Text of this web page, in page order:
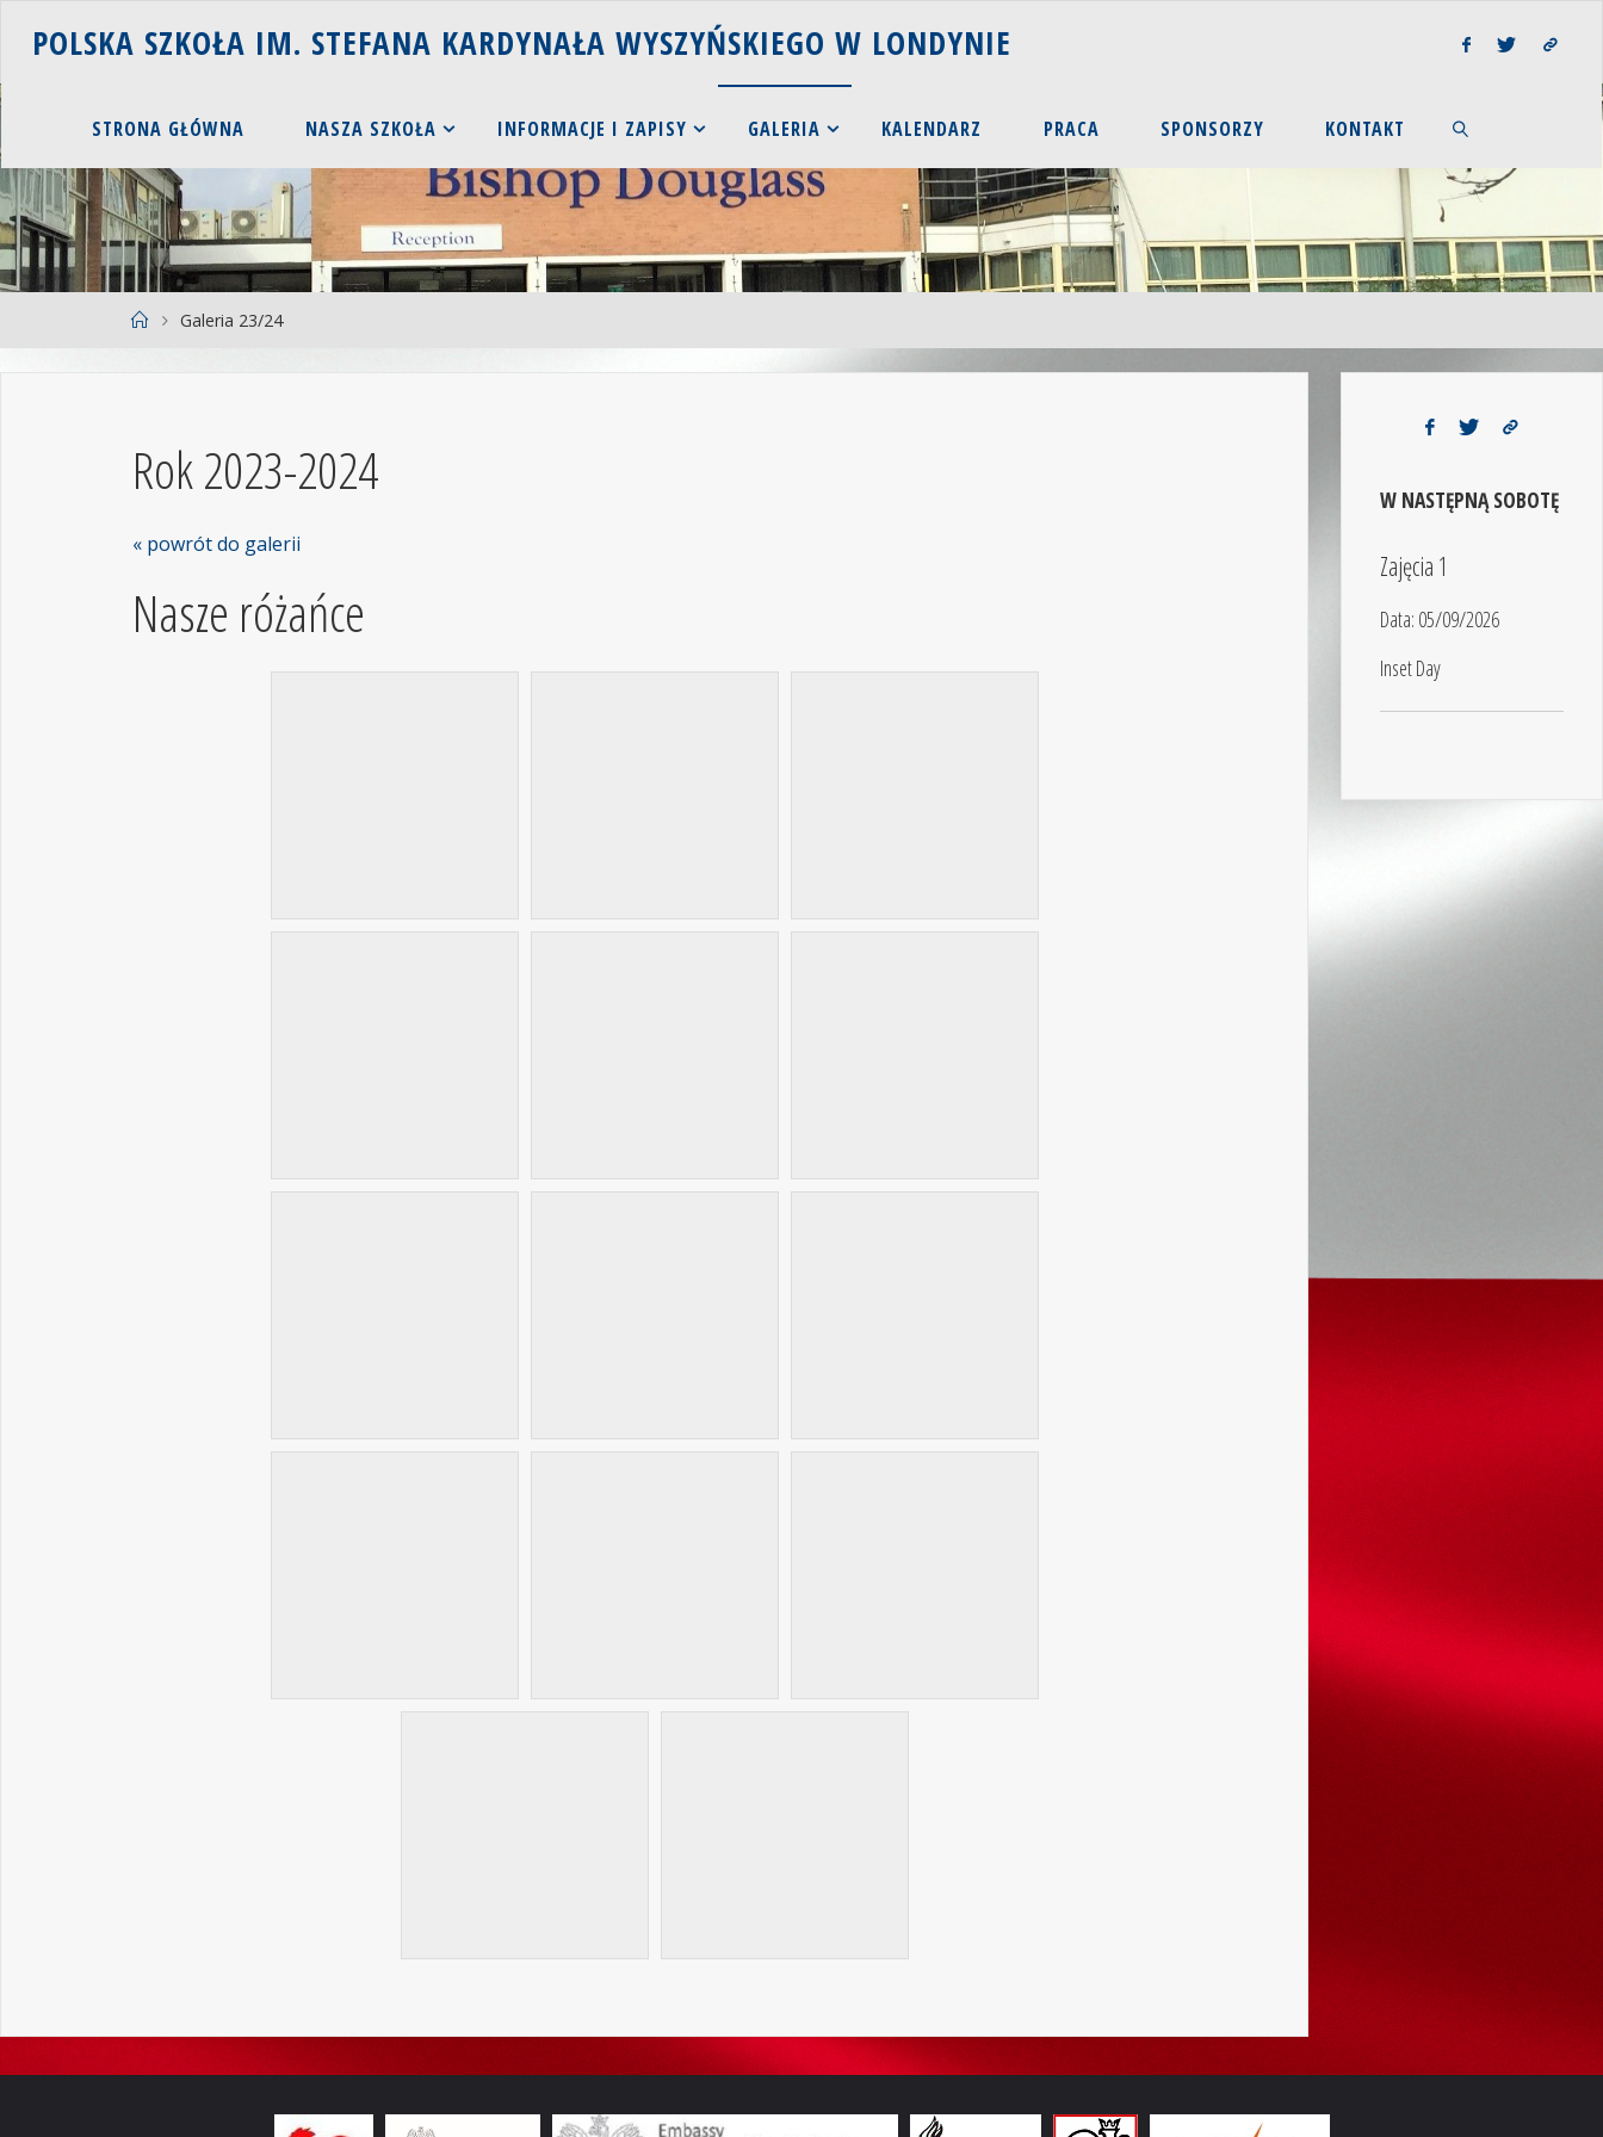
POLSKA SZKOŁA IM. STEFANA KARDYNAŁA WYSZYŃSKIEGO W LONDYNIE
STRONA GŁÓWNA NASZA SZKOŁA INFORMACJE I ZAPISY GALERIA KALENDARZ PRACA SPONSORZY KONTAKT
Galeria 23/24
Rok 2023-2024
« powrót do galerii
Nasze różańce
W NASTĘPNĄ SOBOTĘ
Zajęcia 1
Data: 05/09/2026
Inset Day